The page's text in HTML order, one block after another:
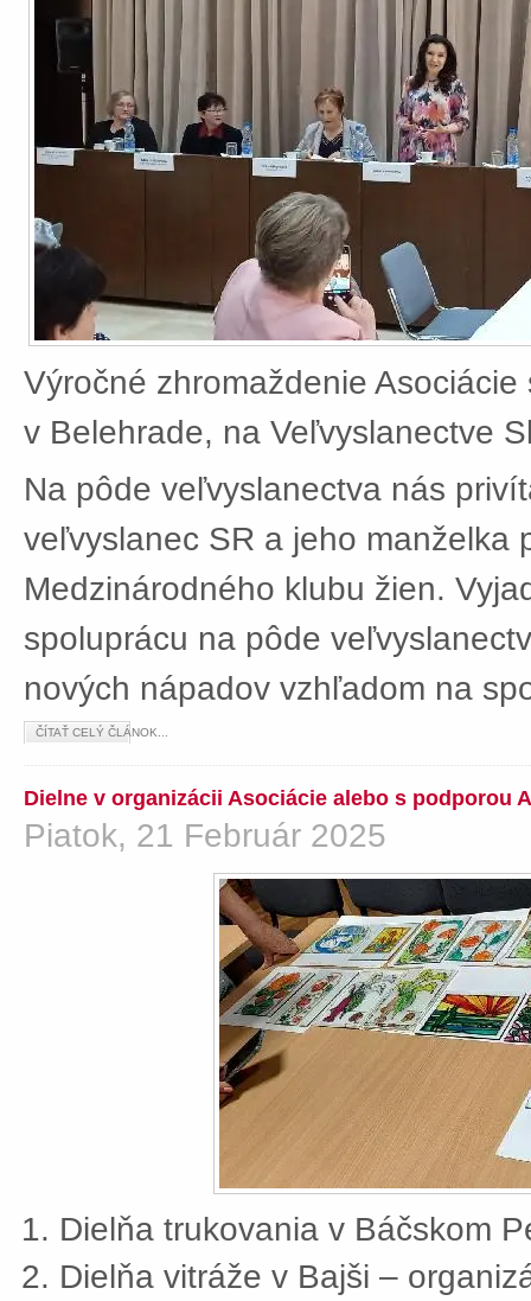
Výročné zhromaždenie
v Belehrade, na Veľvyslanectve
Na pôde veľvyslanectva nás
veľvyslanec SR a jeho manželka
Medzinárodného klubu žien.
spoluprácu na pôde
nových nápadov vzhľadom na
ČÍTAŤ CELÝ ČLÁNOK...
Dielne v organizácii Asociácie alebo s podporou
Piatok, 21 Február 2025
Dielňa trukovania v Báčskom
Dielňa vitráže v Bajši –